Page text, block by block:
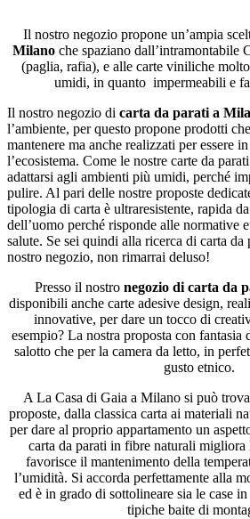
Il nostro negozio propone un’ampia
Milanoche spaziano dall’intramontabile
(paglia, rafia), e alle carte viniliche
umidi, in quanto impermeabili e
Il nostro negozio di carta da parati a
l’ambiente, per questo propone prodotti
mantenere ma anche realizzati per essere
l’ecosistema. Come le nostre carte da
adattarsi agli ambienti più umidi, perché
pulire. Al pari delle nostre proposte
tipologia di carta è ultraresistente, rapida
dell’uomo perché risponde alle normative
salute. Se sei quindi alla ricerca di carta
nostro negozio, non rimarrai deluso!
Presso il nostro negozio di carta da
disponibili anche carte adesive design,
innovative, per dare un tocco di
esempio? La nostra proposta con fantasia
salotto che per la camera da letto, in
gusto etnico.
A La Casa di Gaia a Milano si può
proposte, dalla classica carta ai materiali
per dare al proprio appartamento un
carta da parati in fibre naturali migliora
favorisce il mantenimento della
l’umidità. Si accorda perfettamente alla
ed è in grado di sottolineare sia le case
tipiche baite di